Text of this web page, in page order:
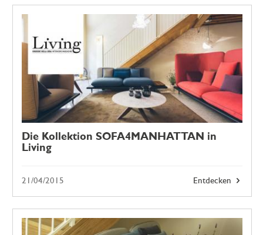
Die Kollektion SOFA4MANHATTAN in
Living
Entdecken
21/04/2015